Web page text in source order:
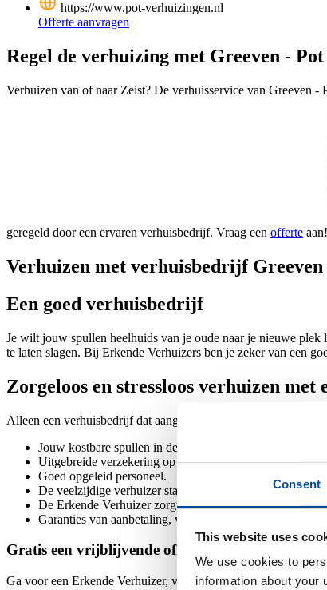
Consent
This website uses
We use cookies to
information about your
https://www.pot-verhuizingen.nl
Offerte aanvragen
Regel de verhuizing met Greeven -
Verhuizen van of naar Zeist? De verhuisservice van Greeven
geregeld door een ervaren verhuisbedrijf. Vraag een offerte aan!
Verhuizen met verhuisbedrijf
Een goed verhuisbedrijf
Je wilt jouw spullen heelhuids van je oude naar je nieuwe
te laten slagen. Bij Erkende Verhuizers ben je zeker van een
Zorgeloos en stressloos verhuizen
Alleen een verhuisbedrijf dat aangesloten is bij onze
Jouw kostbare spullen in deskundige handen.
Uitgebreide verzekering op basis van de nieuwwaarde
Goed opgeleid personeel.
De veelzijdige verhuizer staat voor je klaar ook bij
De Erkende Verhuizer zorgt dat je verhuist zonder stress
Garanties van aanbetaling, verhuizing en nakoming.
Gratis een vrijblijvende offerte bij Greeven - Pot
Ga voor een Erkende Verhuizer, vraag hier je offerte aan!